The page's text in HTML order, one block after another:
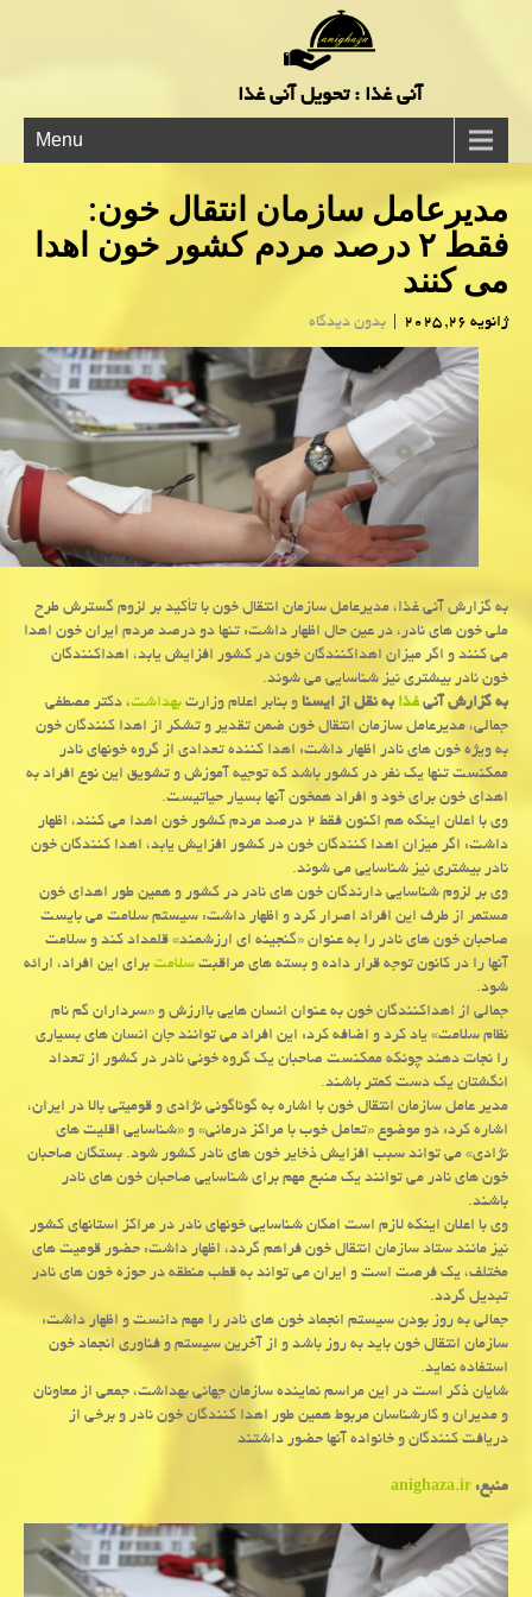
آنی غذا : تحویل آنی غذا
Menu
مدیرعامل سازمان انتقال خون:
فقط ۲ درصد مردم کشور خون اهدا
می کنند
ژانویه 26, 2025 | بدون دیدگاه
به گزارش آنی غذا، مدیرعامل سازمان انتقال خون با تأکید بر لزوم گسترش طرح
ملی خون های نادر، در عین حال اظهار داشت: تنها دو درصد مردم ایران خون اهدا
می کنند و اگر میزان اهداکنندگان خون در کشور افزایش یابد، اهداکنندگان
خون نادر بیشتری نیز شناسایی می شوند.
به گزارش آنیغذابه نقل از ایسناو بنابر اعلام وزارتبهداشت، دکتر مصطفی
جمالی، مدیرعامل سازمان انتقال خون ضمن تقدیر و تشکر از اهدا کنندگان خون
به ویژه خون های نادر اظهار داشت: اهدا کننده تعدادی از گروه خونهای نادر
ممکنست تنها یک نفر در کشور باشد که توجیه آموزش و تشویق این نوع افراد به
اهدای خون برای خود و افراد همخون آنها بسیار حیاتیست.
وی با اعلان اینکه هم اکنون فقط ۲ درصد مردم کشور خون اهدا می کنند، اظهار
داشت: اگر میزان اهدا کنندگان خون در کشور افزایش یابد، اهدا کنندگان خون
نادر بیشتری نیز شناسایی می شوند.
وی بر لزوم شناسایی دارندگان خون های نادر در کشور و همین طور اهدای خون
مستمر از طرف این افراد اصرار کرد و اظهار داشت: سیستم سلامت می بایست
صاحبان خون های نادر را به عنوان «گنجینه ای ارزشمند» قلمداد کند و سلامت
آنها را در کانون توجه قرار داده و بسته های مراقبتسلامتبرای این افراد، ارائه
شود.
جمالی از اهداکنندگان خون به عنوان انسان هایی باارزش و «سرداران گم نام
نظام سلامت» یاد کرد و اضافه کرد: این افراد می توانند جان انسان های بسیاری
را نجات دهند چونکه ممکنست صاحبان یک گروه خونی نادر در کشور از تعداد
انگشتان یک دست کمتر باشند.
مدیر عامل سازمان انتقال خون با اشاره به گوناگونی نژادی و قومیتی بالا در ایران،
اشاره کرد: دو موضوع «تعامل خوب با مراکز درمانی» و «شناسایی اقلیت های
نژادی» می تواند سبب افزایش ذخایر خون های نادر کشور شود. بستگان صاحبان
خون های نادر می توانند یک منبع مهم برای شناسایی صاحبان خون های نادر
باشند.
وی با اعلان اینکه لازم است امکان شناسایی خونهای نادر در مراکز استانهای کشور
نیز مانند ستاد سازمان انتقال خون فراهم گردد، اظهار داشت: حضور قومیت های
مختلف، یک فرصت است و ایران می تواند به قطب منطقه در حوزه خون های نادر
تبدیل گردد.
جمالی به روز بودن سیستم انجماد خون های نادر را مهم دانست و اظهار داشت:
سازمان انتقال خون باید به روز باشد و از آخرین سیستم و فناوری انجماد خون
استفاده نماید.
شایان ذکر است در این مراسم نماینده سازمان جهانی بهداشت، جمعی از معاونان
و مدیران و کارشناسان مربوط همین طور اهدا کنندگان خون نادر و برخی از
دریافت کنندگان و خانواده آنها حضور داشتند
منبع:anighaza.ir